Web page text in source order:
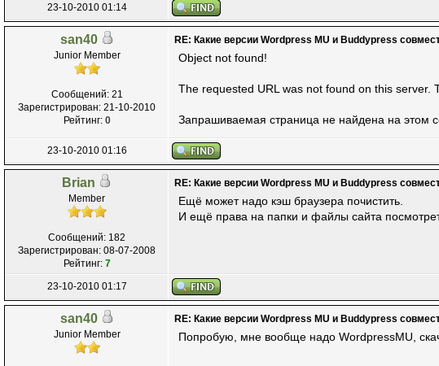
23-10-2010 01:14
san40
Junior Member
Сообщений: 21
Зарегистрирован: 21-10-2010
Рейтинг: 0
RE: Какие версии Wordpress MU и Buddypress
Object not found!
The requested URL was not found on this
Запрашиваемая страница не найдена на этом
23-10-2010 01:16
Brian
Member
Сообщений: 182
Зарегистрирован: 08-07-2008
Рейтинг: 7
RE: Какие версии Wordpress MU и Buddypress
Ещё может надо кэш браузера почистить.
И ещё права на папки и файлы сайта
23-10-2010 01:17
san40
Junior Member
RE: Какие версии Wordpress MU и Buddypress
Попробую, мне вообще надо WordpressMU,